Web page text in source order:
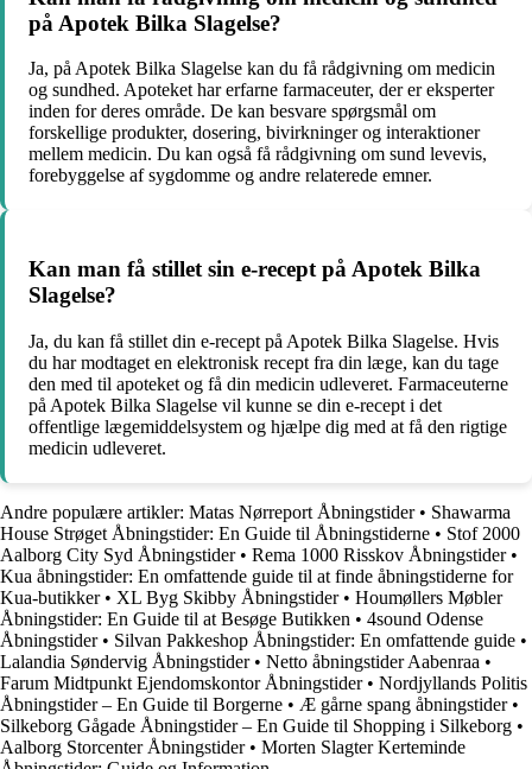
på Apotek Bilka Slagelse?
Ja, på Apotek Bilka Slagelse kan du få rådgivning om medicin
og sundhed. Apoteket har erfarne farmaceuter, der er eksperter
inden for deres område. De kan besvare spørgsmål om
forskellige produkter, dosering, bivirkninger og interaktioner
mellem medicin. Du kan også få rådgivning om sund levevis,
forebyggelse af sygdomme og andre relaterede emner.
Kan man få stillet sin e-recept på Apotek Bilka
Slagelse?
Ja, du kan få stillet din e-recept på Apotek Bilka Slagelse. Hvis
du har modtaget en elektronisk recept fra din læge, kan du tage
den med til apoteket og få din medicin udleveret. Farmaceuterne
på Apotek Bilka Slagelse vil kunne se din e-recept i det
offentlige lægemiddelsystem og hjælpe dig med at få den rigtige
medicin udleveret.
Andre populære artikler: Matas Nørreport Åbningstider• Shawarma
House Strøget Åbningstider: En Guide til Åbningstiderne • Stof 2000
Aalborg City Syd Åbningstider• Rema 1000 Risskov Åbningstider•
Kua åbningstider: En omfattende guide til at finde åbningstiderne for
Kua-butikker• XL Byg Skibby Åbningstider• Houmøllers Møbler
Åbningstider: En Guide til at Besøge Butikken • 4sound Odense
Åbningstider• Silvan Pakkeshop Åbningstider: En omfattende guide •
Lalandia Søndervig Åbningstider• Netto åbningstider Aabenraa •
Farum Midtpunkt Ejendomskontor Åbningstider• Nordjyllands Politis
Åbningstider – En Guide til Borgerne • Æ gårne spang åbningstider•
Silkeborg Gågade Åbningstider – En Guide til Shopping i Silkeborg •
Aalborg Storcenter Åbningstider• Morten Slagter Kerteminde